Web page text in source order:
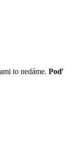
to nedáme. Poď